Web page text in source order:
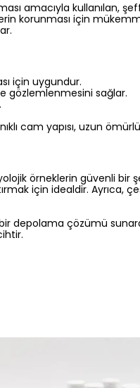
amacıyla kullanılan,
korunması için
için uygundur.
gözlemlenmesini sağlar.
cam yapısı, uzun
örneklerin güvenli bir
için idealdir. Ayrıca,
depolama çözümü